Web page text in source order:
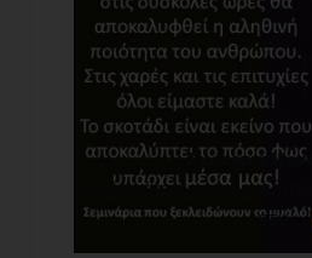
Σκοτεινά
Γεμάτη "σκοτεινά
ξετυ[...]